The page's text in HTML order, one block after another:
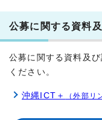
公募に関する資料
公募に関する資料及
ください。
沖縄ICT＋ （外部リ